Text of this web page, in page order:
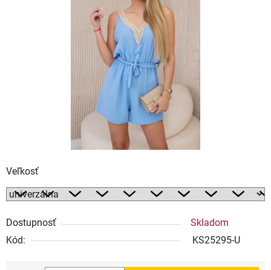
Veľkosť
Dostupnosť
Skladom
Kód:
KS25295-U